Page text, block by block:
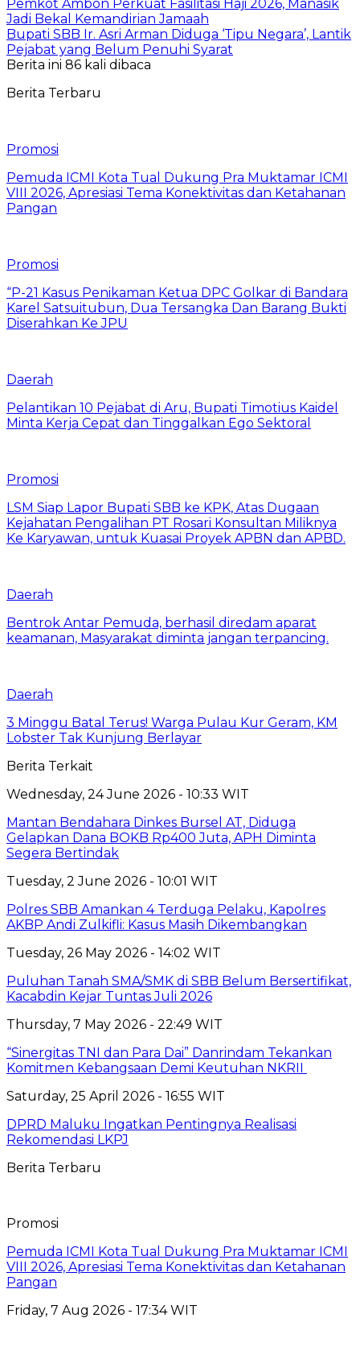
Pemkot Ambon Perkuat Fasilitasi Haji 2026, Manasik
Jadi Bekal Kemandirian Jamaah
Bupati SBB Ir. Asri Arman Diduga ‘Tipu Negara’, Lantik
Pejabat yang Belum Penuhi Syarat
Berita ini 86 kali dibaca
Berita Terbaru
Promosi
Pemuda ICMI Kota Tual Dukung Pra Muktamar ICMI
VIII 2026, Apresiasi Tema Konektivitas dan Ketahanan
Pangan
Promosi
“P-21 Kasus Penikaman Ketua DPC Golkar di Bandara
Karel Satsuitubun, Dua Tersangka Dan Barang Bukti
Diserahkan Ke JPU
Daerah
Pelantikan 10 Pejabat di Aru, Bupati Timotius Kaidel
Minta Kerja Cepat dan Tinggalkan Ego Sektoral
Promosi
LSM Siap Lapor Bupati SBB ke KPK, Atas Dugaan
Kejahatan Pengalihan PT Rosari Konsultan Miliknya
Ke Karyawan, untuk Kuasai Proyek APBN dan APBD.
Daerah
Bentrok Antar Pemuda, berhasil diredam aparat
keamanan, Masyarakat diminta jangan terpancing.
Daerah
3 Minggu Batal Terus! Warga Pulau Kur Geram, KM
Lobster Tak Kunjung Berlayar
Berita Terkait
Wednesday, 24 June 2026 - 10:33 WIT
Mantan Bendahara Dinkes Bursel AT, Diduga
Gelapkan Dana BOKB Rp400 Juta, APH Diminta
Segera Bertindak
Tuesday, 2 June 2026 - 10:01 WIT
Polres SBB Amankan 4 Terduga Pelaku, Kapolres
AKBP Andi Zulkifli: Kasus Masih Dikembangkan
Tuesday, 26 May 2026 - 14:02 WIT
Puluhan Tanah SMA/SMK di SBB Belum Bersertifikat,
Kacabdin Kejar Tuntas Juli 2026
Thursday, 7 May 2026 - 22:49 WIT
“Sinergitas TNI dan Para Dai” Danrindam Tekankan
Komitmen Kebangsaan Demi Keutuhan NKRII ‎
Saturday, 25 April 2026 - 16:55 WIT
DPRD Maluku Ingatkan Pentingnya Realisasi
Rekomendasi LKPJ
Berita Terbaru
Promosi
Pemuda ICMI Kota Tual Dukung Pra Muktamar ICMI
VIII 2026, Apresiasi Tema Konektivitas dan Ketahanan
Pangan
Friday, 7 Aug 2026 - 17:34 WIT